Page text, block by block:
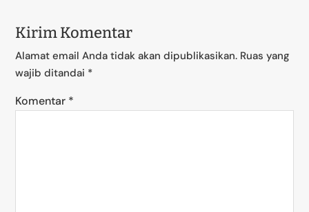
Kirim Komentar
Alamat email Anda tidak akan dipublikasikan. Ruas yang
wajib ditandai *
Komentar *